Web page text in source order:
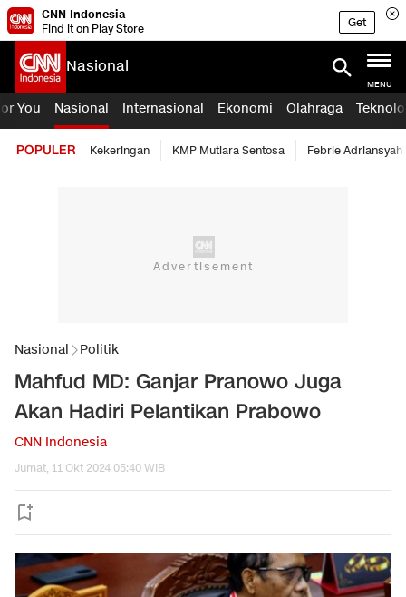
CNN Indonesia
Find it on Play Store
Get
Nasional
MENU
You Nasional Internasional Ekonomi Olahraga
POPULER Kekeringan KMP Mutiara Sentosa Febrie Adriansyah
Nasional Politik
Mahfud MD: Ganjar Pranowo Juga
Akan Hadiri Pelantikan Prabowo
CNN Indonesia
Jumat, 11 Okt 2024 05:40 WIB